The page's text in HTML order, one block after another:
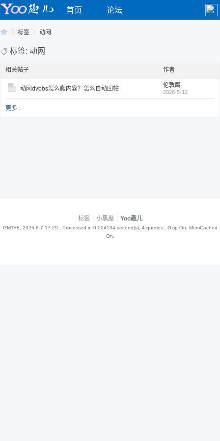
首页 论坛
Yo›
标签 动网
标签: 动网
相关帖子 作者
动网dvbbs怎么爬内容？怎么自动回帖 伦敦鹰
2026-5-12
更多...
标签 | 小黑屋 | Yoo趣儿
GMT+8, 2026-8-7 17:29 , Processed in 0.004134 second(s), 4 queries , Gzip On, MemCached
On.